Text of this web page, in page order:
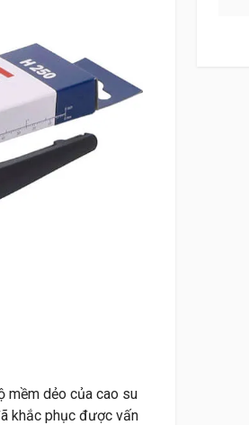
mềm dẻo của cao su
khắc phục được vấn